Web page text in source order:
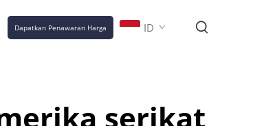
Dapatkan Penawaran Harga ID
serikat